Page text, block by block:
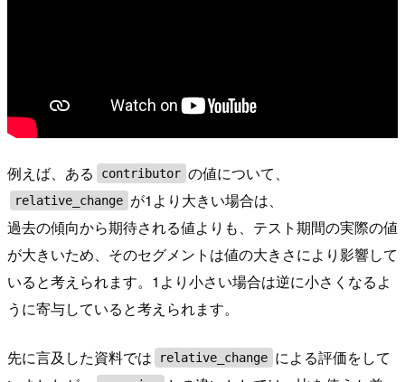
例えば、ある contributor の値について、
relative_change が1より大きい場合は、
過去の傾向から期待される値よりも、テスト期間の実際の値
が大きいため、そのセグメントは値の大きさにより影響して
いると考えられます。1より小さい場合は逆に小さくなるよ
うに寄与していると考えられます。
先に言及した資料では relative_change による評価をして